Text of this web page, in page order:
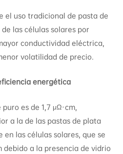
el uso tradicional de pasta de
las células solares por
conductividad eléctrica,
volatilidad de precio.
energética
es de 1,7 μΩ·cm,
a la de las pastas de plata
las células solares, que se
debido a la presencia de vidrio